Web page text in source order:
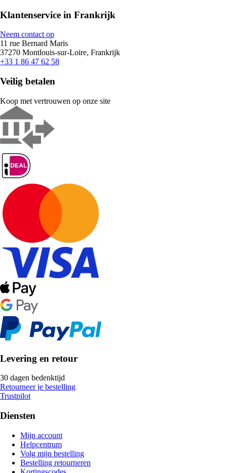
Klantenservice in Frankrijk
Neem contact op
11 rue Bernard Maris
37270 Montlouis-sur-Loire, Frankrijk
+33 1 86 47 62 58
Veilig betalen
Koop met vertrouwen op onze site
Levering en retour
30 dagen bedenktijd
Retourneer je bestelling
Trustpilot
Diensten
Mijn account
Helpcentrum
Volg mijn bestelling
Bestelling retourneren